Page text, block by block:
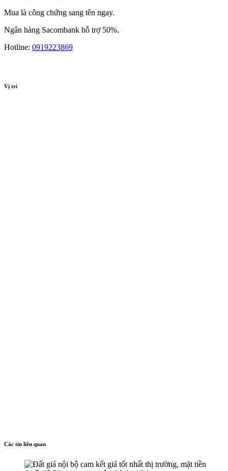
Mua là công chứng sang tên ngay.
Ngân hàng Sacombank hỗ trợ 50%.
Hotline: 0919223869
Vị trí
Các tin liên quan